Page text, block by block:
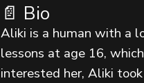
📄 Bio
Aliki is a human with a
lessons at age 16,
interested her, Aliki